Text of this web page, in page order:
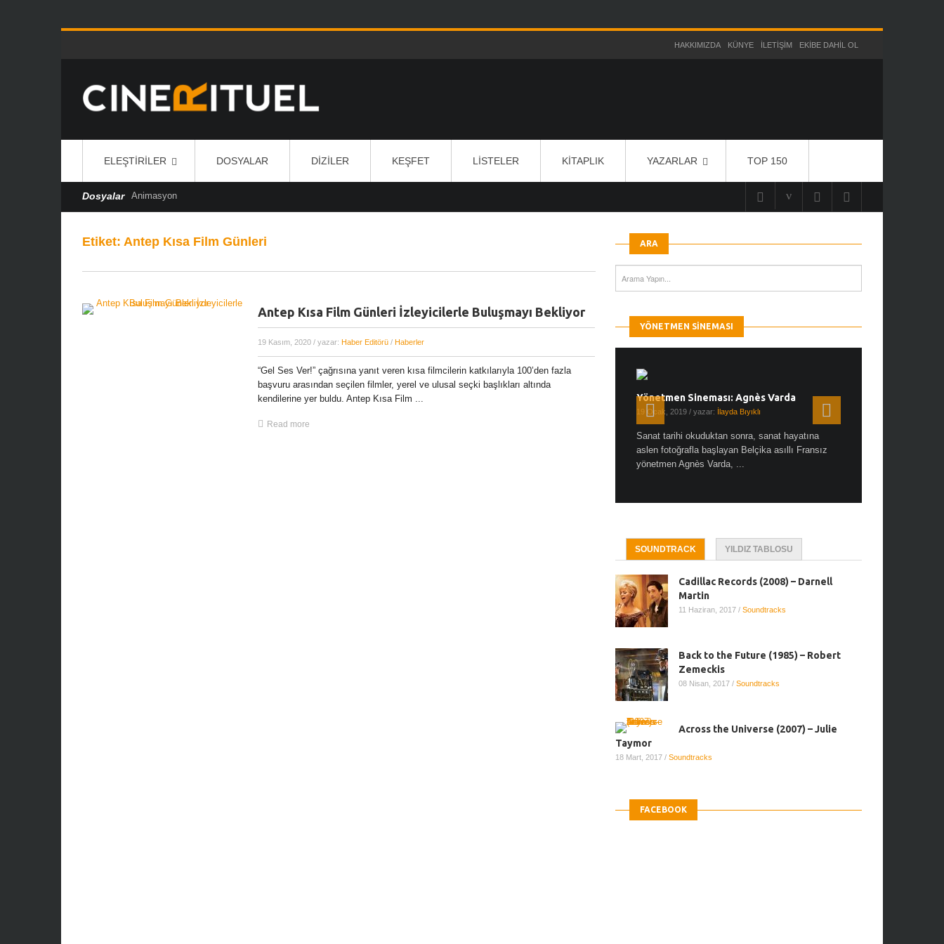
HAKKIMIZDA KÜNYE İLETIŞIM EKIBE DAHIL OL
ELEŞTIRILER DOSYALAR DIZILER KEŞFET LISTELER KITAPLIK YAZARLAR TOP 150
Dosyalar Animasyon
Etiket: Antep Kısa Film Günleri
Antep Kısa Film Günleri İzleyicilerle Buluşmayı Bekliyor
19 Kasım, 2020 / yazar: Haber Editörü/ Haberler
“Gel Ses Ver!” çağrısına yanıt veren kısa filmcilerin katkılarıyla 100’den fazla
başvuru arasından seçilen filmler, yerel ve ulusal seçki başlıkları altında
kendilerine yer buldu. Antep Kısa Film ...
Read more
ARA
YÖNETMEN SINEMASI
Yönetmen Sineması: Agnès Varda
19 Ocak, 2019 / yazar: İlayda Bıyıklı
Sanat tarihi okuduktan sonra, sanat hayatına
aslen fotoğrafla başlayan Belçika asıllı Fransız
yönetmen Agnès Varda, ...
Yönetmen
SOUNDTRACK YILDIZ TABLOSU
Cadillac Records (2008) – Darnell
Martin
11 Haziran, 2017 / Soundtracks
Back to the Future (1985) – Robert
Zemeckis
08 Nisan, 2017 / Soundtracks
Across the Universe (2007) – Julie
Taymor
18 Mart, 2017 / Soundtracks
FACEBOOK